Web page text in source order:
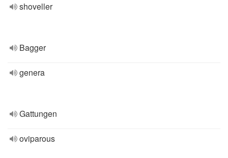
shoveller
Bagger
genera
Gattungen
oviparous